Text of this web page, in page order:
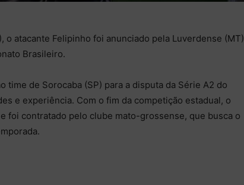
o atacante Felipinho foi anunciado pela Luverdense (MT)
Brasileiro.
time de Sorocaba (SP) para a disputa da Série A2 do
e experiência. Com o fim da competição estadual, o
foi contratado pelo clube mato-grossense, que busca o